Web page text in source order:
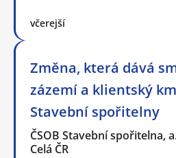
včerejší
Změna, která dává
zázemí a klientský
Stavební spořitelny
ČSOB Stavební spořitelna,
Celá ČR